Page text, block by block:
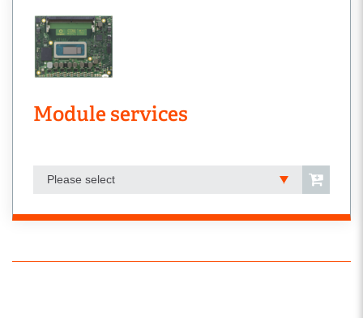
Module services
Please select